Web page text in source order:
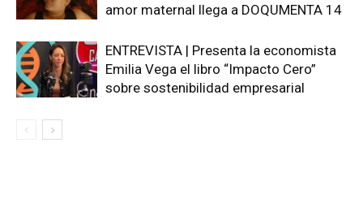
amor maternal llega a DOQUMENTA 14
ENTREVISTA | Presenta la economista
Emilia Vega el libro “Impacto Cero”
sobre sostenibilidad empresarial